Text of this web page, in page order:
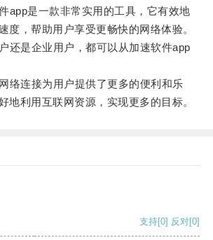
是一款非常实用的工具，它有效地
度，帮助用户享受更畅快的网络体验。
是企业用户，都可以从加速软件app
连接为用户提供了更多的便利和乐
地利用互联网资源，实现更多的目标。
支持[0] 反对[0]